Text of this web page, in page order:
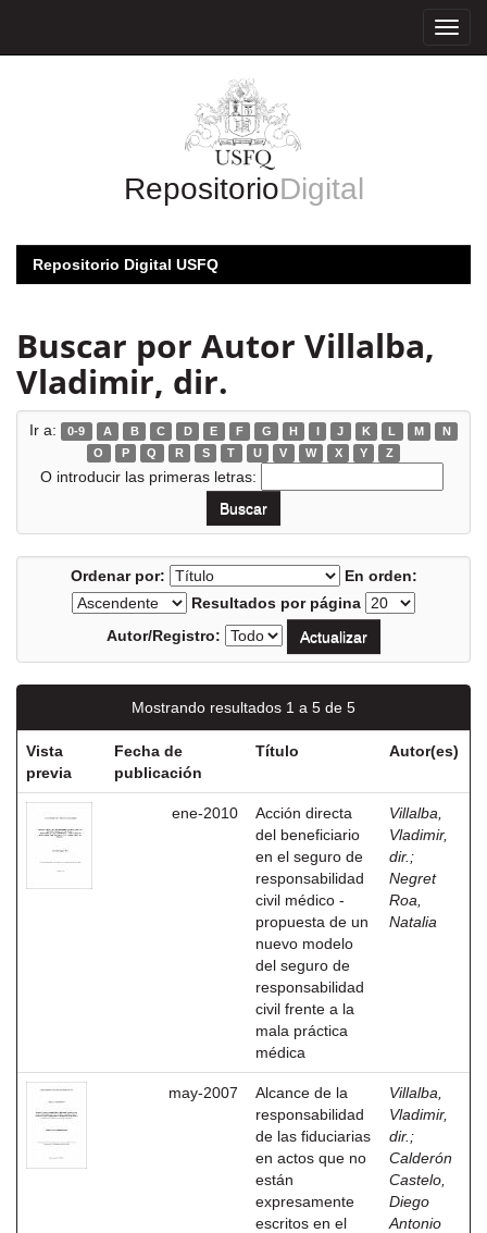
RepositorioDigital
Repositorio Digital USFQ
Buscar por Autor Villalba,
Vladimir, dir.
Ir a: 0-9 A B C D E F G H I J K L M
N
O
P Q R S T U V W X Y Z
O introducir las primeras letras:
Ordenar por:
En orden:
Resultados por página
Autor/Registro:
Mostrando resultados 1 a 5 de 5
Vista
previa
Fecha de
publicación
Título Autor(es)
ene-2010
Acción directa
del beneficiario
en el seguro de
responsabilidad
civil médico -
propuesta de un
nuevo modelo
del seguro de
responsabilidad
civil frente a la
mala práctica
médica
Villalba,
Vladimir,
dir. ;
Negret
Roa,
Natalia
may-2007
Alcance de la
responsabilidad
de las fiduciarias
en actos que no
están
expresamente
escritos en el
Villalba,
Vladimir,
dir. ;
Calderón
Castelo,
Diego
Antonio